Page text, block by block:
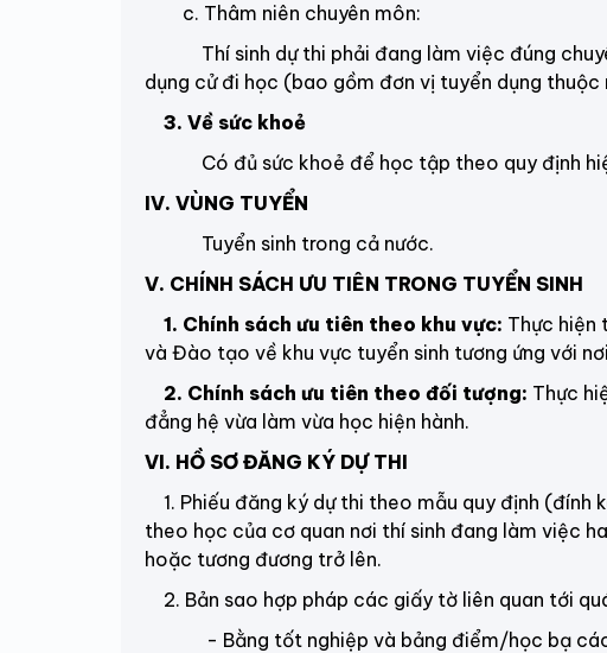
c. Thâm niên chuyên môn:
Thí sinh dự thi phải đang làm việc đúng
dụng cử đi học (bao gồm đơn vị tuyển dụng thuộc
3. Về sức khoẻ
Có đủ sức khoẻ để học tập theo quy định
IV. VÙNG TUYỂN
Tuyển sinh trong cả nước.
V. CHÍNH SÁCH ƯU TIÊN TRONG TUYỂN SINH
1. Chính sách ưu tiên theo khu vực: Thực hiện
và Đào tạo về khu vực tuyển sinh tương ứng với
2. Chính sách ưu tiên theo đối tượng: Thực
đẳng hệ vừa làm vừa học hiện hành.
VI. HỒ SƠ ĐĂNG KÝ DỰ THI
1. Phiếu đăng ký dự thi theo mẫu quy định (đính
theo học của cơ quan nơi thí sinh đang làm việc
hoặc tương đương trở lên.
2. Bản sao hợp pháp các giấy tờ liên quan tới
- Bằng tốt nghiệp và bảng điểm/học bạ các